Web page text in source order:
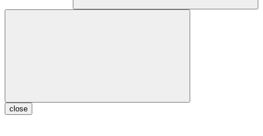
close